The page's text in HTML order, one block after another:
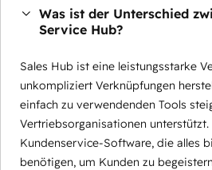
Was ist der Unterschied
Service Hub?
Sales Hub ist eine leistungsstarke
unkompliziert Verknüpfungen
einfach zu verwendenden Tools
Vertriebsorganisationen
Kundenservice-Software, die alles
benötigen, um Kunden zu